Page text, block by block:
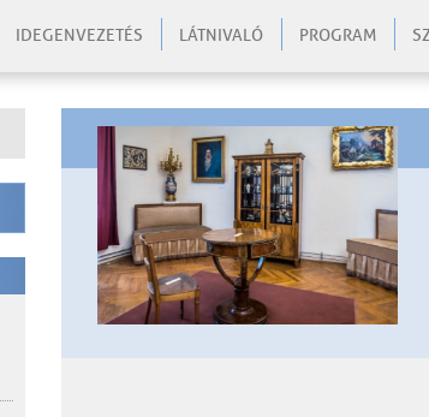
IDEGENVEZETÉS LÁTNIVALÓ PROGRAM